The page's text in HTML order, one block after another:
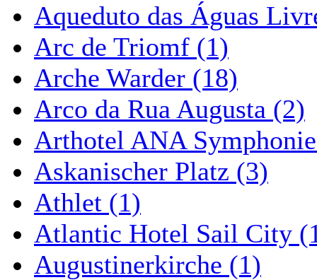
Aqueduto das Águas
Arc de Triomf (1)
Arche Warder (18)
Arco da Rua Augusta (2)
Arthotel ANA
Askanischer Platz (3)
Athlet (1)
Atlantic Hotel Sail City
Augustinerkirche (1)